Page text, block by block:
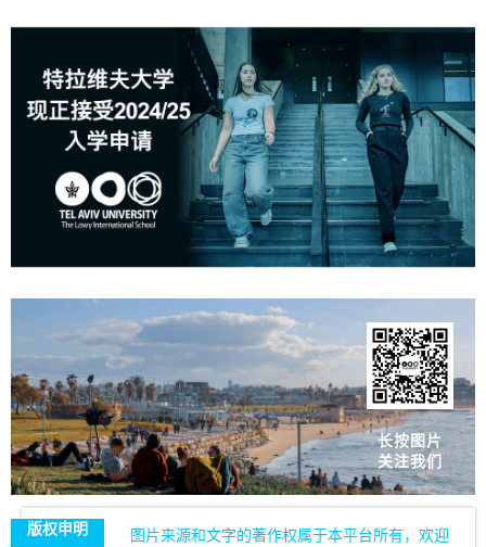
长按图片
关注我们
版权申明
图片来源和文字的著作权属于本平台所有，欢迎